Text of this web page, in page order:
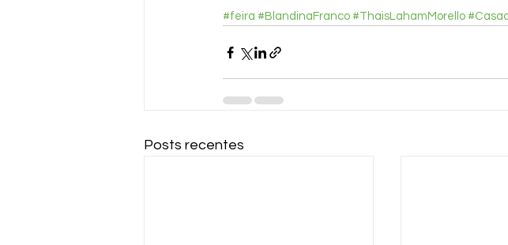
#feira #BlandinaFranco #ThaisLahamMorello
Posts recentes